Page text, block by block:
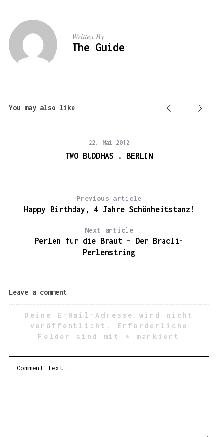
Written By
The Guide
You may also like
22. Mai 2012
TWO BUDDHAS . BERLIN
Previous article
Happy Birthday, 4 Jahre Schönheitstanz!
Next article
Perlen für die Braut – Der Bracli-
Perlenstring
Leave a comment
Deine E-Mail-Adresse wird nicht
veröffentlicht.
Erforderliche
Felder sind mit * markiert